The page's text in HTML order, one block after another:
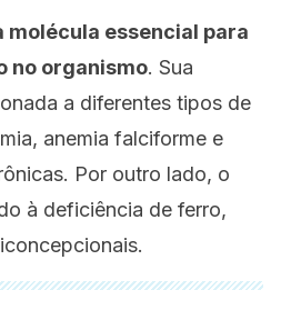
molécula essencial para
no organismo. Sua
a diferentes tipos de
anemia falciforme e
Por outro lado, o
à deficiência de ferro,